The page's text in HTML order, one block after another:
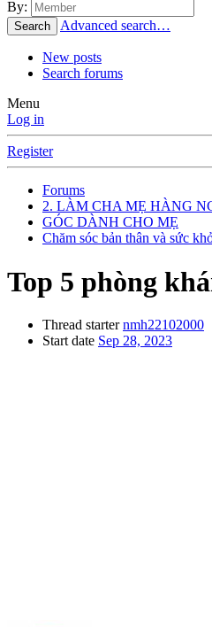
By:
Search Advanced search…
New posts
Search forums
Menu
Log in
Register
Forums
2. LÀM CHA MẸ HÀNG
GÓC DÀNH CHO MẸ
Chăm sóc bản thân và sức
Top 5 phòng
Thread starter nmh22102000
Start date Sep 28, 2023